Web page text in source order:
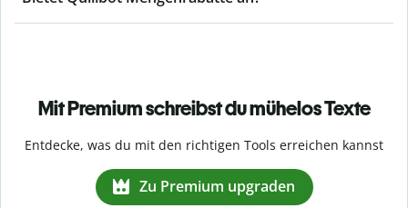
Mit Premium schreibst du mühelos Texte
Entdecke, was du mit den richtigen Tools erreichen kannst
Zu Premium upgraden